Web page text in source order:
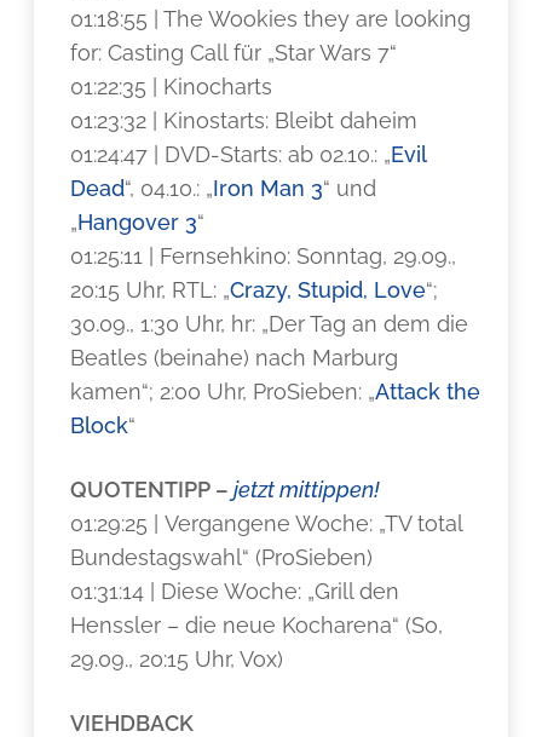
01:18:55 | The Wookies they are looking
for: Casting Call für „Star Wars 7“
01:22:35 | Kinocharts
01:23:32 | Kinostarts: Bleibt daheim
01:24:47 | DVD-Starts: ab 02.10.: „Evil
Dead“, 04.10.: „Iron Man 3“ und
„Hangover 3“
01:25:11 | Fernsehkino: Sonntag, 29.09.,
20:15 Uhr, RTL: „Crazy, Stupid, Love“;
30.09., 1:30 Uhr, hr: „Der Tag an dem die
Beatles (beinahe) nach Marburg
kamen“; 2:00 Uhr, ProSieben: „Attack the
Block“
QUOTENTIPP –jetzt mittippen!
01:29:25 | Vergangene Woche: „TV total
Bundestagswahl“ (ProSieben)
01:31:14 | Diese Woche: „Grill den
Henssler – die neue Kocharena“ (So,
29.09., 20:15 Uhr, Vox)
VIEHDBACK